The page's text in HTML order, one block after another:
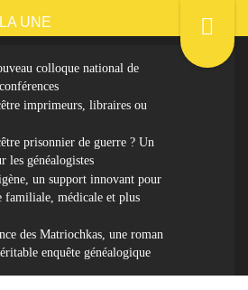
UNE
colloque national de
imprimeurs, libraires ou
prisonnier de guerre ? Un
les généalogistes
un support innovant pour
familiale, médicale et plus
des Matriochkas, une roman
enquête généalogique